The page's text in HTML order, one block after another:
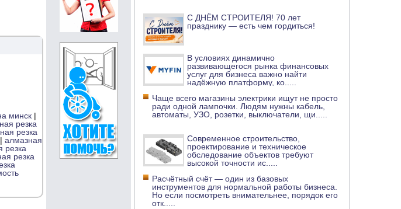
минск |
резка
резка
| алмазная
резка
резка
С ДНЁМ СТРОИТЕЛЯ! 70 лет
празднику — есть чем гордиться!
В условиях динамично
развивающегося рынка финансовых
услуг для бизнеса важно найти
надёжную платформу, ко
Чаще всего магазины электрики ищут не просто
ради одной лампочки. Людям нужны кабель,
автоматы, УЗО, розетки, выключатели, щи
Современное строительство,
проектирование и техническое
обследование объектов требуют
высокой точности ис
Расчётный счёт — один из базовых
инструментов для нормальной работы бизнеса.
Но если посмотреть внимательнее, порядок его
отк